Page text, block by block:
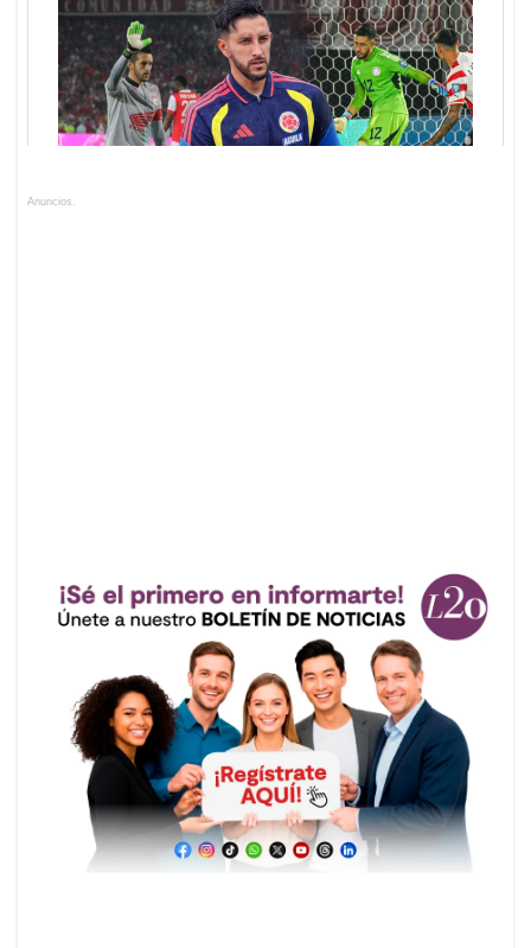
Anuncios.